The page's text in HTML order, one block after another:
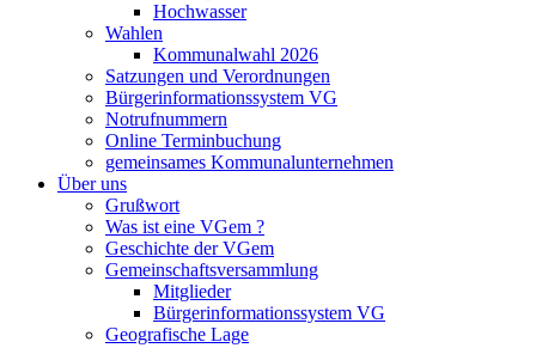
Hochwasser
Wahlen
Kommunalwahl 2026
Satzungen und Verordnungen
Bürgerinformationssystem VG
Notrufnummern
Online Terminbuchung
gemeinsames Kommunalunternehmen
Über uns
Grußwort
Was ist eine VGem ?
Geschichte der VGem
Gemeinschaftsversammlung
Mitglieder
Bürgerinformationssystem VG
Geografische Lage